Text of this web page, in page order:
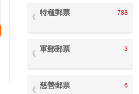
特種郵票 788
軍郵郵票 3
慈善郵票 6